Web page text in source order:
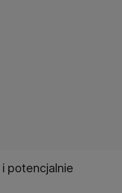
potencjalnie